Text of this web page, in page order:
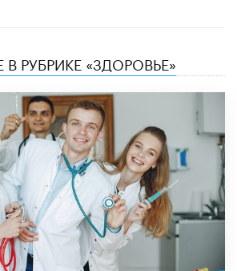
В РУБРИКЕ «ЗДОРОВЬЕ»